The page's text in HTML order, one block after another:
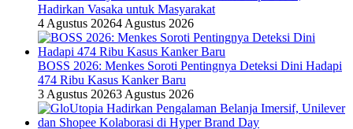
Hadirkan Vasaka untuk Masyarakat
4 Agustus 20264 Agustus 2026
BOSS 2026: Menkes Soroti Pentingnya Deteksi Dini Hadapi
474 Ribu Kasus Kanker Baru
3 Agustus 20263 Agustus 2026